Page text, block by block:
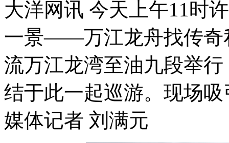
大洋网讯 今天上午11时
一景——万江龙舟找传奇
流万江龙湾至油九段举行
结于此一起巡游。现场
媒体记者 刘满元